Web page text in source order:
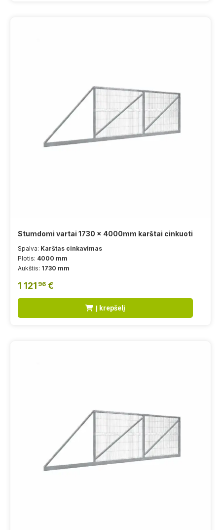
Stumdomi vartai 1730 x 4000mm karštai cinkuoti
Spalva: Karštas cinkavimas
Plotis: 4000 mm
Aukštis: 1730 mm
1 121 96 €
Į krepšelį